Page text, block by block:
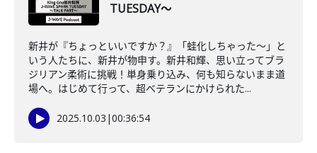
TUESDAY～
新井が『ちょっといいですか？』「蛙化しちゃった～」と
いう人たちに、新井が物申す。新井和輝、思い立ってブラ
ジリアン柔術に挑戦！単身乗り込み、何も知らないまま道
場へ。はじめて行って、超ベテランにかけられた...
2025.10.03 |00:36:54